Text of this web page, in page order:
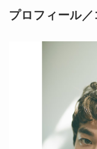
プロフィール／